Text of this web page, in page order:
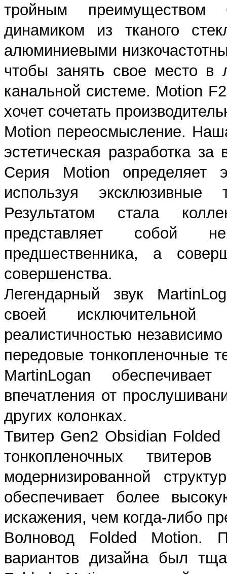
тройным
динамиком из тканого
алюминиевыми
чтобы занять свое место
канальной системе. Motion
хочет сочетать
Motion переосмысление.
эстетическая разработка
Серия Motion определяет
используя
Результатом стала
представляет собой
предшественника, а
совершенства.
Легендарный звук
своей исключительной
реалистичностью
передовые тонкопленочные
MartinLogan
впечатления от
других колонках.
Твитер Gen2 Obsidian
тонкопленочных
модернизированной
обеспечивает более
искажения, чем когда-либо
Волновод Folded Motion.
вариантов дизайна был